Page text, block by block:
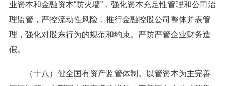
业资本和金融资本“防火墙”，强化资本充足性管理和公司治
理监管，严控流动性风险，推行金融控股公司整体并表管
理，强化对股东行为的规范和约束。严防严管企业财务造
假。
（十八）健全国有资产监管体制。以管资本为主完善